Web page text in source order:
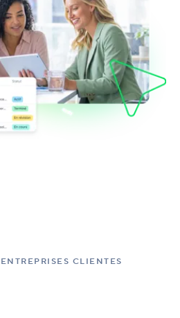
CLIENTES